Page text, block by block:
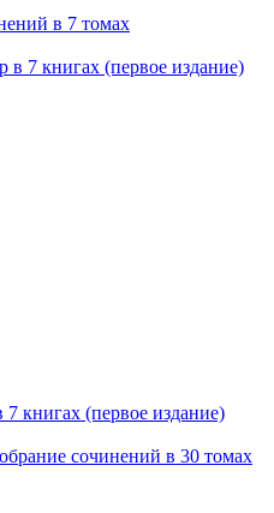
в 7 томах
книгах (первое издание)